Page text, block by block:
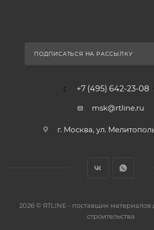
ПОДПИСАТЬСЯ НА РАССЫЛКУ
+7 (495) 642-23-08
msk@rtline.ru
г. Москва, ул.
2026 © RTLINE - поставщик
строительства